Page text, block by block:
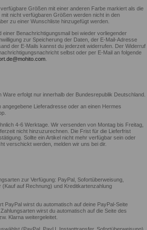
Größen mit einer anderen Farbe markiert als die
nicht verfügbaren Größen werden nicht in den
zu einer Wunschliste hinzugefügt werden.
einer Benachrichtigungsmail bei wieder vorliegender
zur Speicherung der Daten, der E-Mail-Adresse
der E-Mails kannst du jederzeit widerrufen. Der Widerruf
selbst oder per E-Mail an folgende
Ware erfolgt nur innerhalb der Bundesrepublik Deutschland.
angegebene Lieferadresse oder an einen Hermes
4-6 Werktage. Wir versenden von Montag bis Freitag,
nicht hinzuzurechnen. Die Frist für die Lieferfrist
Sollte ein Artikel nicht mehr verfügbar sein oder
verschickt werden, melden wir uns bei dir.
zur Verfügung: PayPal, Sofortüberweisung,
(Kauf auf Rechnung) und Kreditkartenzahlung
PayPal wirst du automatisch auf deine PayPal-Seite
wirst du automatisch auf die Seite des
Klarna weitergeleitet.